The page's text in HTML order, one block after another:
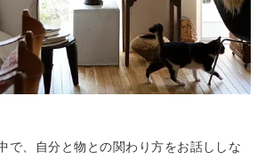
で、自分と物との関わり方をお話ししな